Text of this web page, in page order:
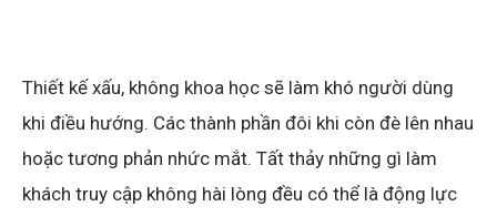
Thiết kế xấu, không khoa học sẽ làm khó người dùng
khi điều hướng. Các thành phần đôi khi còn đè lên nhau
hoặc tương phản nhức mắt. Tất thảy những gì làm
khách truy cập không hài lòng đều có thể là động lực